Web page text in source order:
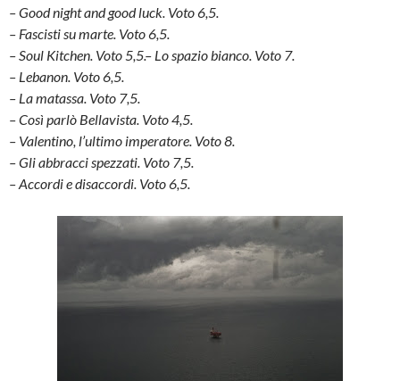
– Good night and good luck. Voto 6,5.
– Fascisti su marte. Voto 6,5.
– Soul Kitchen. Voto 5,5.– Lo spazio bianco. Voto 7.
– Lebanon. Voto 6,5.
– La matassa. Voto 7,5.
– Così parlò Bellavista. Voto 4,5.
– Valentino, l’ultimo imperatore. Voto 8.
– Gli abbracci spezzati. Voto 7,5.
– Accordi e disaccordi. Voto 6,5.